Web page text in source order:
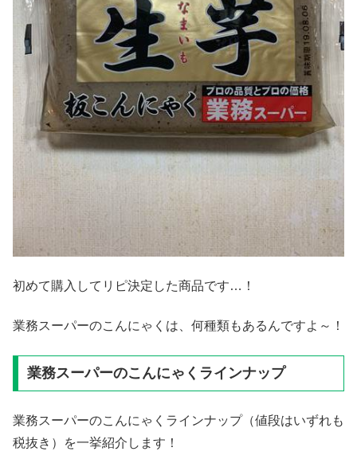
初めて購入してリピ決定した商品です…！
業務スーパーのこんにゃくは、何種類もあるんですよ～！
業務スーパーのこんにゃくラインナップ
業務スーパーのこんにゃくラインナップ（値段はいずれも
税抜き）を一挙紹介します！